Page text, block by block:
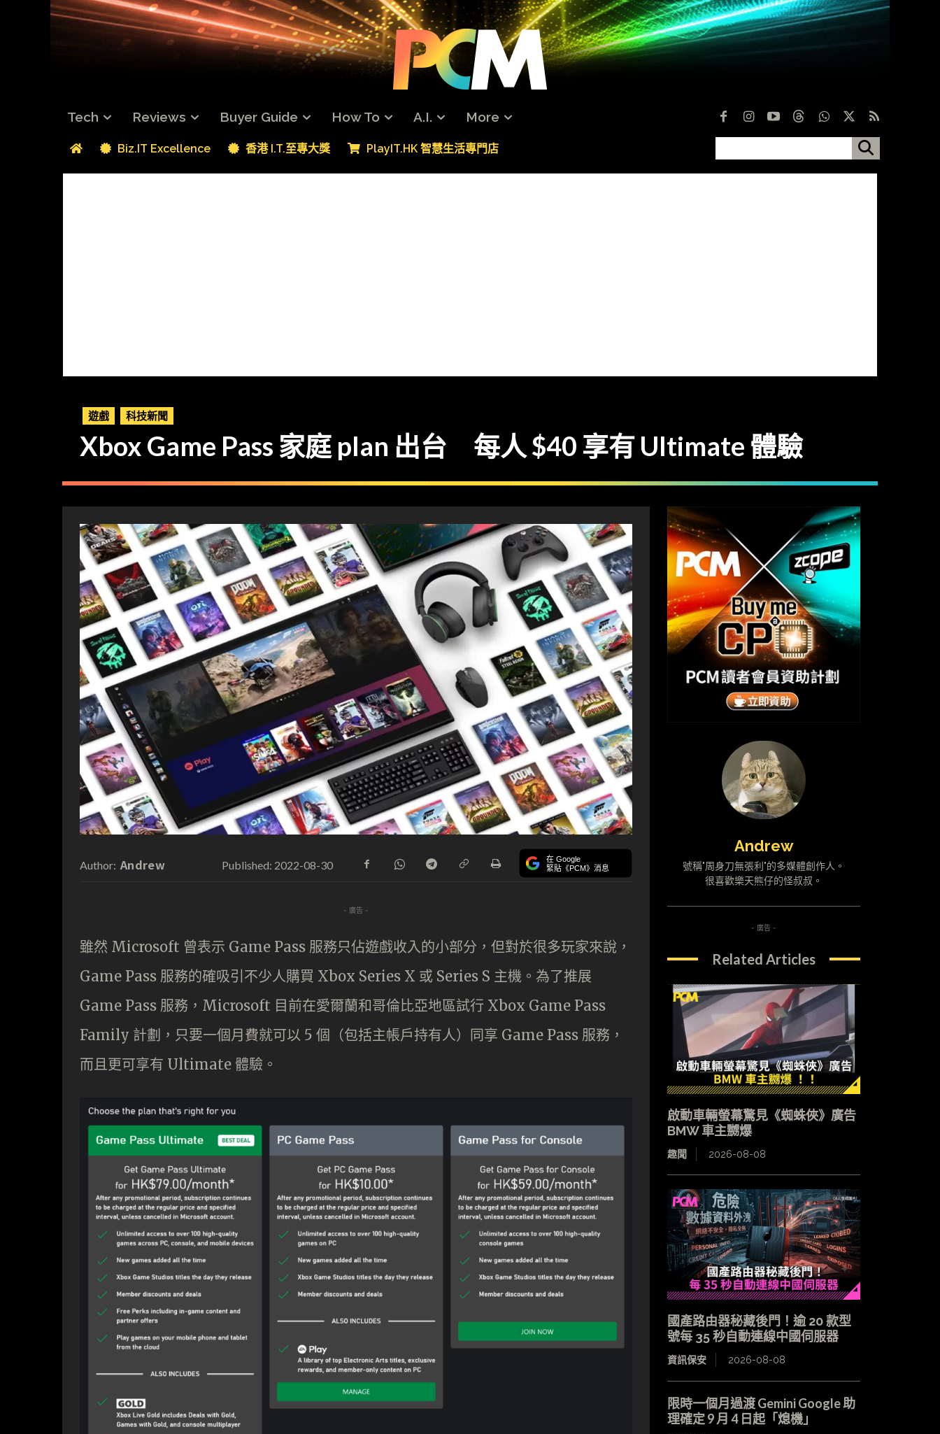
Tech Reviews Buyer Guide How To A.I. More
Biz.IT Excellence 香港 I.T.至專大獎 PlayIT.HK 智慧生活專門店
遊戲 科技新聞
Xbox Game Pass 家庭 plan 出台 每人 $40 享有 Ultimate 體驗
Author: Andrew Published: 2022-08-30 在 Google
緊貼《PCM》消息
- 廣告 -
雖然 Microsoft 曾表示 Game Pass 服務只佔遊戲收入的小部分，但對於很多玩家來說，
Game Pass 服務的確吸引不少人購買 Xbox Series X 或 Series S 主機。為了推展
Game Pass 服務，Microsoft 目前在愛爾蘭和哥倫比亞地區試行 Xbox Game Pass
Family 計劃，只要一個月費就可以 5 個（包括主帳戶持有人）同享 Game Pass 服務，
而且更可享有 Ultimate 體驗。
Andrew
號稱"周身刀無張利"的多媒體創作人。
很喜歡樂天熊仔的怪叔叔。
- 廣告 -
Related Articles
啟動車輛螢幕驚見《蜘蛛俠》廣告
BMW 車主嬲爆
趣聞 2026-08-08
國產路由器秘藏後門！逾 20 款型
號每 35 秒自動連線中國伺服器
資訊保安 2026-08-08
限時一個月過渡 Gemini Google 助
理確定 9 月 4 日起「熄機」